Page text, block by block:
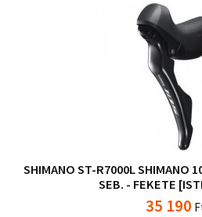
SHIMANO ST-R7000L SHIMANO
SEB. - FEKETE
35 190